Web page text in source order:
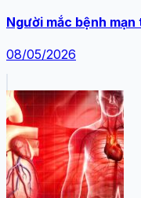
Người mắc bệnh
08/05/2026